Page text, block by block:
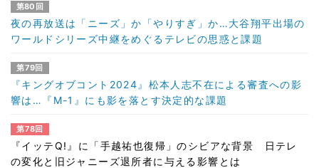
第80回
夜の再放送は「ニーズ」か「やりすぎ」か…大谷翔平出場の
ワールドシリーズ中継をめぐるテレビの思惑と課題
第79回
『キングオブコント2024』松本人志不在による審査への影
響は…『M-1』にも影を落とす決定的な課題
第78回
『イッテQ!』に「手越祐也復帰」のシビアな背景 日テレ
の変化と旧ジャニーズ退所者に与える影響とは